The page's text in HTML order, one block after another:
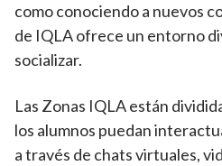
como conociendo a nuevos
de IQLA ofrece un entorno
socializar.
Las Zonas IQLA están
los alumnos puedan
a través de chats virtuales,